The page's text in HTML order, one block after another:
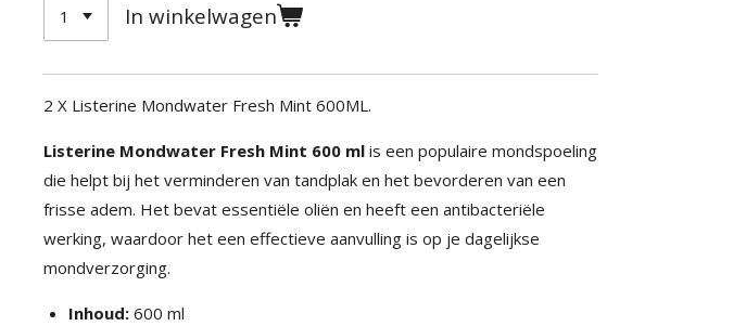
In winkelwagen
2 X Listerine Mondwater Fresh Mint 600ML.
Listerine Mondwater Fresh Mint 600 ml is een populaire mondspoeling
die helpt bij het verminderen van tandplak en het bevorderen van een
frisse adem. Het bevat essentiële oliën en heeft een antibacteriële
werking, waardoor het een effectieve aanvulling is op je dagelijkse
mondverzorging.
Inhoud: 600 ml